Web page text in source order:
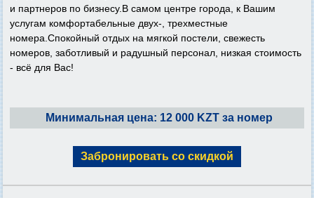
и партнеров по бизнесу.В самом центре города, к Вашим
услугам комфортабельные двух-, трехместные
номера.Спокойный отдых на мягкой постели, свежесть
номеров, заботливый и радушный персонал, низкая стоимость
- всё для Вас!
Минимальная цена: 12 000 KZT за номер
Забронировать со скидкой